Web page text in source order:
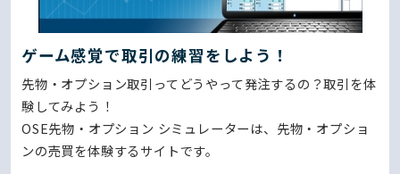
ゲーム感覚で取引の練習をしよう！
先物・オプション取引ってどうやって発注するの？取引を体
験してみよう！
OSE先物・オプション シミュレーターは、先物・オプショ
ンの売買を体験するサイトです。